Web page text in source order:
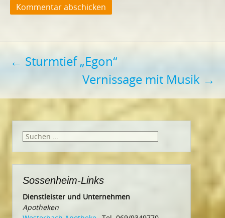
Beitragsnavigation
← Sturmtief „Egon“
Vernissage mit Musik →
Suchen
Sossenheim-Links
Dienstleister und Unternehmen
Apotheken